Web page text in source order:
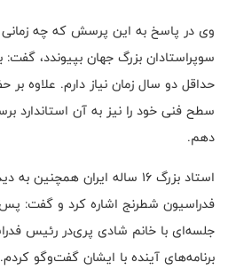
وی در پاسخ به این پرسش که چه
سوپراستادان بزرگ جهان بپیوندد، گفت:
حداقل دو سال زمان نیاز دارم. علاوه بر
سطح فنی خود را نیز به آن استاندارد
دهم.
استاد بزرگ ۱۶ ساله ایران
فدراسیون شطرنج اشاره کرد و گفت: پس
جلسه‌ای با خانم شادی پری‌در رئیس
برنامه‌های آینده با ایشان گفت‌وگو